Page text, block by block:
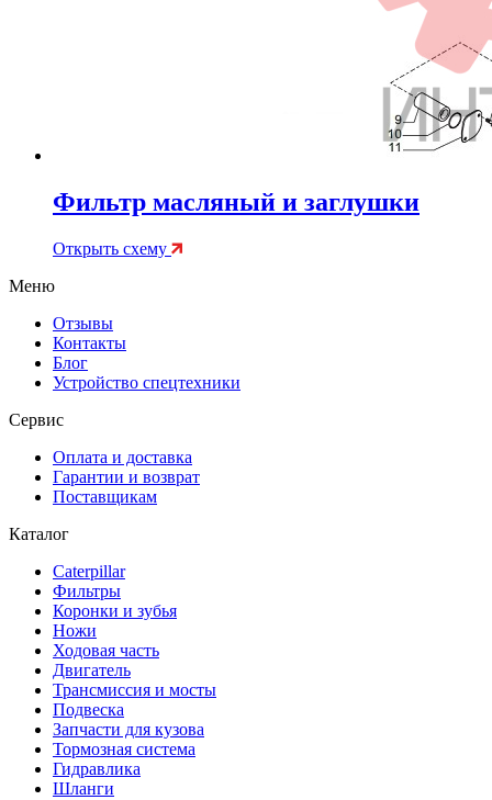
Фильтр масляный и заглушки
Открыть схему
Меню
Отзывы
Контакты
Блог
Устройство спецтехники
Сервис
Оплата и доставка
Гарантии и возврат
Поставщикам
Каталог
Caterpillar
Фильтры
Коронки и зубья
Ножи
Ходовая часть
Двигатель
Трансмиссия и мосты
Подвеска
Запчасти для кузова
Тормозная система
Гидравлика
Шланги